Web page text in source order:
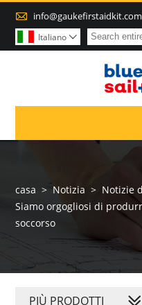
 info@gaukefirstaidkit.com
Italiano 
casa > Notizia > Notizie
Siamo orgogliosi di
soccorso
PIÙ PRODOTTI